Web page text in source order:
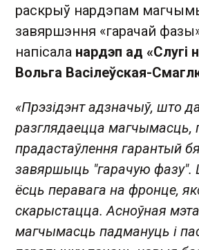
раскрыў нардэпам
завяршэння «гарачай
напісала нардэп ад «Слугі
Вольга Васілеўская-
«Прэзідэнт адзначыў, што
разглядаецца магчымасць,
прадастаўлення гарантый
завяршыць "гарачую фазу".
ёсць перавага на фронце,
скарыстацца. Асноўная
магчымасць падмануць і